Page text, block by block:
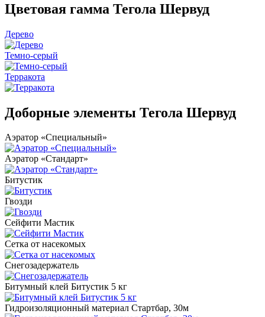
Цветовая гамма Тегола Шервуд
Дерево
Темно-серый
Терракота
Доборные элементы Тегола Шервуд
Аэратор «Специальный»
Аэратор «Стандарт»
Битустик
Гвозди
Сейфити Мастик
Сетка от насекомых
Снегозадержатель
Битумный клей Битустик 5 кг
Гидроизоляционный материал Стартбар, 30м